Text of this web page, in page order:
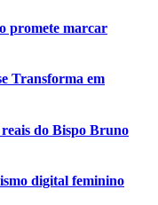
promete marcar
Transforma em
reais do Bispo Bruno
digital feminino